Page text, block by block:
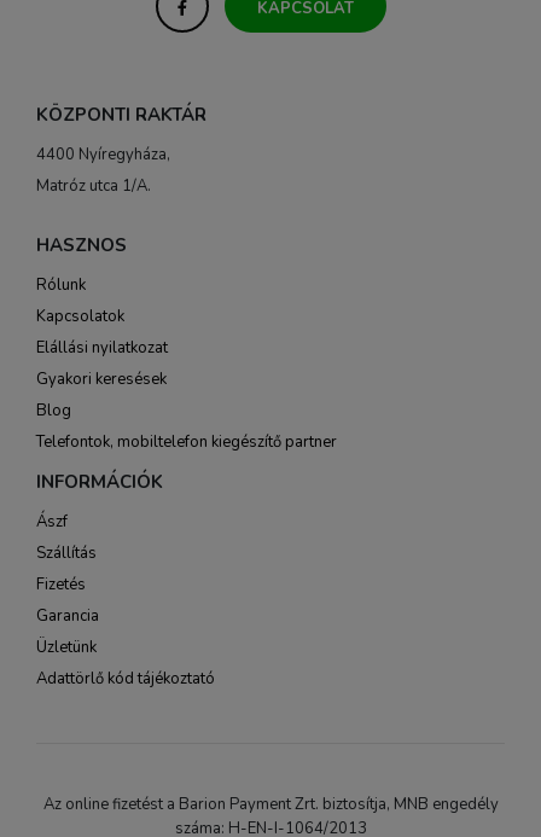
KAPCSOLAT
KÖZPONTI RAKTÁR
4400 Nyíregyháza,
Matróz utca 1/A.
HASZNOS
Rólunk
Kapcsolatok
Elállási nyilatkozat
Gyakori keresések
Blog
Telefontok, mobiltelefon kiegészítő partner
INFORMÁCIÓK
Ászf
Szállítás
Fizetés
Garancia
Üzletünk
Adattörlő kód tájékoztató
Az online fizetést a Barion Payment Zrt. biztosítja, MNB engedély
száma: H-EN-I-1064/2013